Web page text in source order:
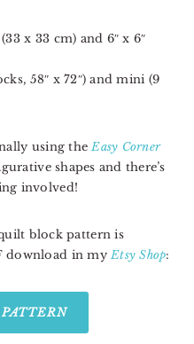
x 33 cm) and 6″ x 6″
58″ x 72″) and mini (9
using theEasy Corner
shapes and there’s
involved!
block pattern is
download in myEtsy Shop: